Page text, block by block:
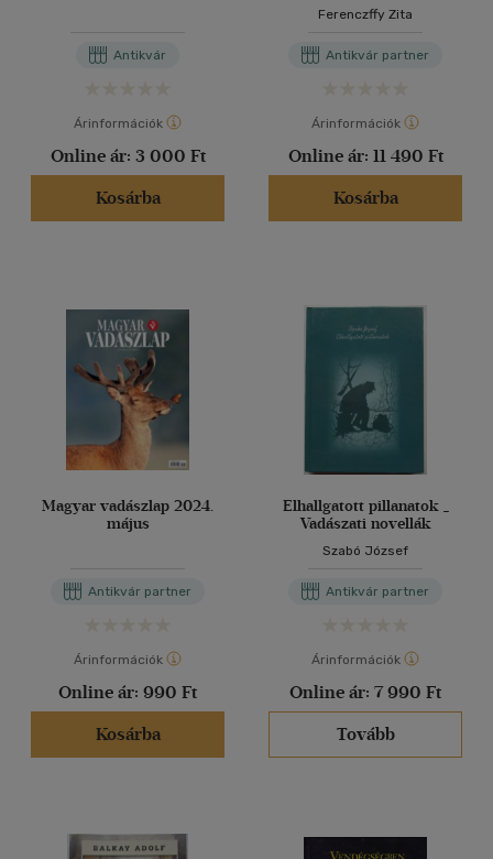
Antikvár
Árinformációk
Online ár: 3 000 Ft
Kosárba
Ferenczffy Zita
Antikvár partner
Árinformációk
Online ár: 11 490 Ft
Kosárba
Magyar vadászlap 2024.
május
Antikvár partner
Árinformációk
Online ár: 990 Ft
Kosárba
Elhallgatott pillanatok _
Vadászati novellák
Szabó József
Antikvár partner
Árinformációk
Online ár: 7 990 Ft
Tovább